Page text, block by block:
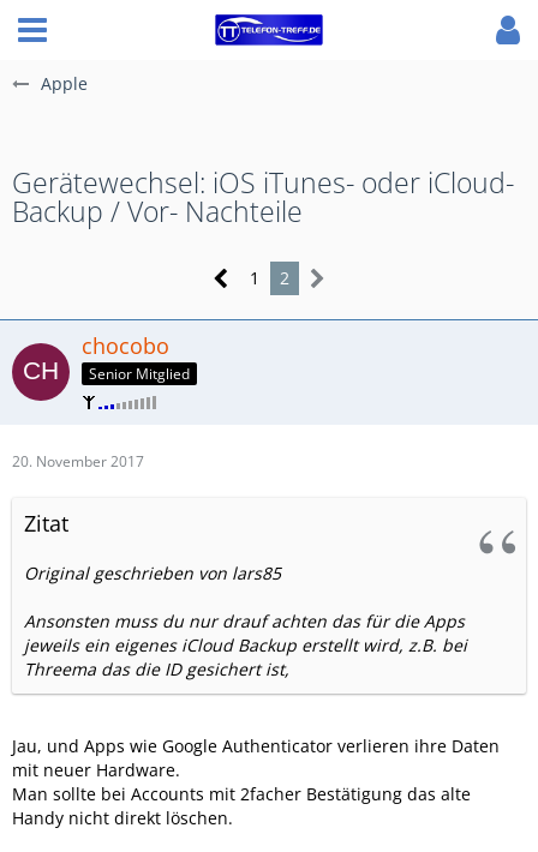
Apple
Gerätewechsel: iOS iTunes- oder iCloud-
Backup / Vor- Nachteile
1 2
chocobo
Senior Mitglied
20. November 2017
Zitat
Original geschrieben von lars85
Ansonsten muss du nur drauf achten das für die Apps
jeweils ein eigenes iCloud Backup erstellt wird, z.B. bei
Threema das die ID gesichert ist,
Jau, und Apps wie Google Authenticator verlieren ihre Daten
mit neuer Hardware.
Man sollte bei Accounts mit 2facher Bestätigung das alte
Handy nicht direkt löschen.